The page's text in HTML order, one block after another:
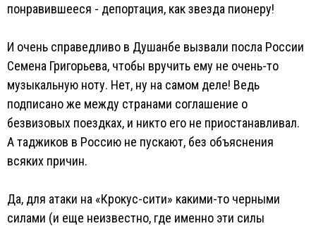
понравившееся - депортация, как звезда пионеру!
И очень справедливо в Душанбе вызвали посла России
Семена Григорьева, чтобы вручить ему не очень-то
музыкальную ноту. Нет, ну на самом деле! Ведь
подписано же между странами соглашение о
безвизовых поездках, и никто его не приостанавливал.
А таджиков в Россию не пускают, без объяснения
всяких причин.
Да, для атаки на «Крокус-сити» какими-то черными
силами (и еще неизвестно, где именно эти силы